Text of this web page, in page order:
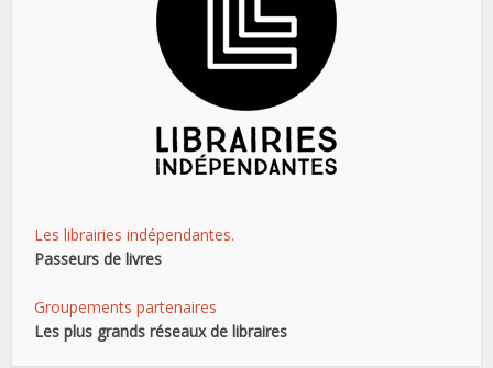
Les librairies indépendantes.
Passeurs de livres
Groupements partenaires
Les plus grands réseaux de libraires